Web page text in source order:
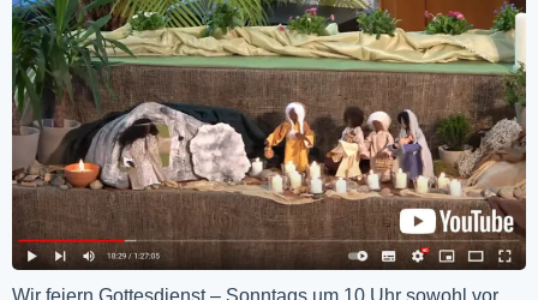
Wir feiern Gottesdienst – Sonntags um 10 Uhr sowohl vor